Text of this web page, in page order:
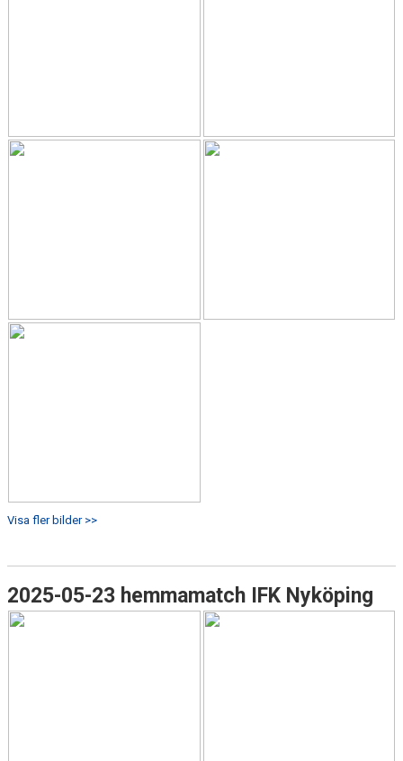
Visa fler bilder >>
2025-05-23 hemmamatch IFK Nyköping